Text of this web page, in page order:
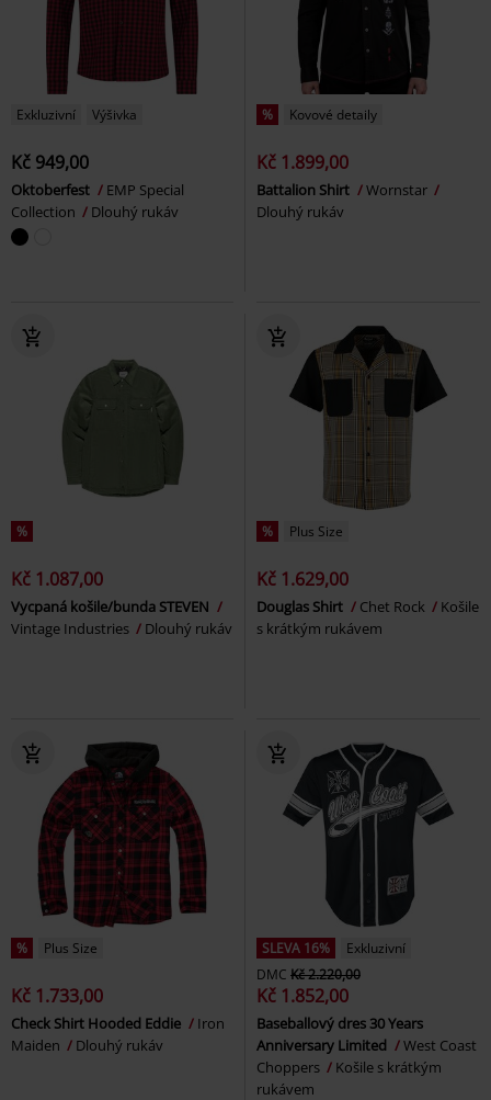
Exkluzivní Výšivka
Kč 949,00
Oktoberfest
EMP Special
Collection
Dlouhý rukáv
% Kovové detaily
Kč 1.899,00
Battalion Shirt
Wornstar
Dlouhý rukáv
%
Kč 1.087,00
Vycpaná košile/bunda STEVEN
Vintage Industries
Dlouhý rukáv
% Plus Size
Kč 1.629,00
Douglas Shirt Chet Rock
Košile
s krátkým rukávem
% Plus Size
Kč 1.733,00
Check Shirt Hooded Eddie
Iron
Maiden
Dlouhý rukáv
SLEVA 16%
Exkluzivní
DMC Kč 2.220,00
Kč 1.852,00
Baseballový dres 30 Years
Anniversary Limited
West Coast
Choppers
Košile s krátkým
rukávem